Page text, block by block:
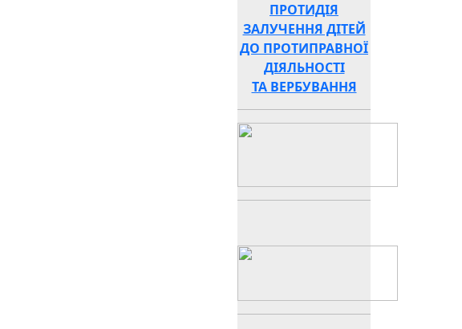
ПРОТИДІЯ
ЗАЛУЧЕННЯ ДІТЕЙ
ДО ПРОТИПРАВНОЇ
ДІЯЛЬНОСТІ
ТА ВЕРБУВАННЯ